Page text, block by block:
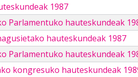
1987
Parlamentuko hauteskundeak
hauteskundeak 1987
Parlamentuko hauteskundeak
kongresuko hauteskundeak